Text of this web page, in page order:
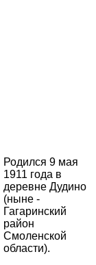
Родился 9 мая
1911 года в
деревне Дудино
(ныне -
Гагаринский
район
Смоленской
области).